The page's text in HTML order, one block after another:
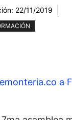
22/11/2019
a